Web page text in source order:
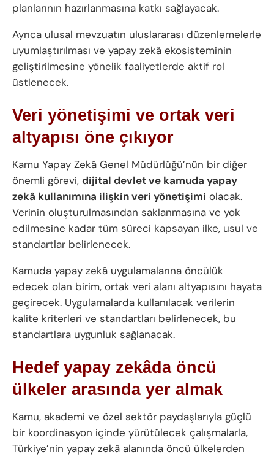
planlarının hazırlanmasına katkı sağlayacak.
Ayrıca ulusal mevzuatın uluslararası düzenlemelerle
uyumlaştırılması ve yapay zekâ ekosisteminin
geliştirilmesine yönelik faaliyetlerde aktif rol
üstlenecek.
Veri yönetişimi ve ortak veri
altyapısı öne çıkıyor
Kamu Yapay Zekâ Genel Müdürlüğü’nün bir diğer
önemli görevi, dijital devlet ve kamuda yapay
zekâ kullanımına ilişkin veri yönetişimi olacak.
Verinin oluşturulmasından saklanmasına ve yok
edilmesine kadar tüm süreci kapsayan ilke, usul ve
standartlar belirlenecek.
Kamuda yapay zekâ uygulamalarına öncülük
edecek olan birim, ortak veri alanı altyapısını hayata
geçirecek. Uygulamalarda kullanılacak verilerin
kalite kriterleri ve standartları belirlenecek, bu
standartlara uygunluk sağlanacak.
Hedef yapay zekâda öncü
ülkeler arasında yer almak
Kamu, akademi ve özel sektör paydaşlarıyla güçlü
bir koordinasyon içinde yürütülecek çalışmalarla,
Türkiye’nin yapay zekâ alanında öncü ülkelerden